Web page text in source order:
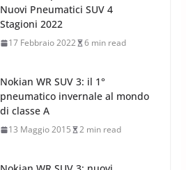
Nokian WR SUV 3: il 1°
pneumatico invernale al mondo
di classe A
Nokian WR SUV 3: nuovi
condizioni invernali difficili